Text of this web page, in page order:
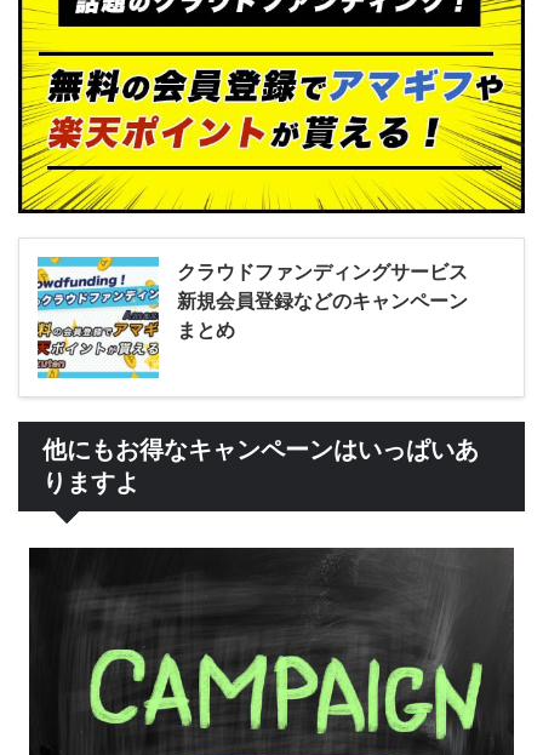
クラウドファンディングサービス
新規会員登録などのキャンペーン
まとめ
他にもお得なキャンペーンはいっぱいあ
りますよ